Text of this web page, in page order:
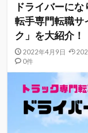
ドライバーに
転手専門転職サ
ク」を大紹介！
2022年4月9日
0件